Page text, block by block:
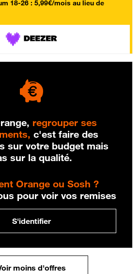
18-26 : 5,99€/mois au lieu de
regrouper ses
c'est faire des
sur votre budget mais
sur la qualité.
Orange ou Sosh ?
pour voir vos remises
S'identifier
moins d'offres